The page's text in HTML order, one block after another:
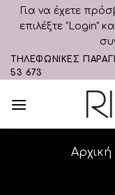
Για να έχετε
επιλέξτε "Login"
Skip
to
ΤΗΛΕΦΩΝΙΚΕΣ
53 673
Αρχική